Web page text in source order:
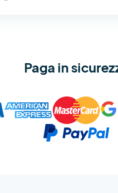
Paga in